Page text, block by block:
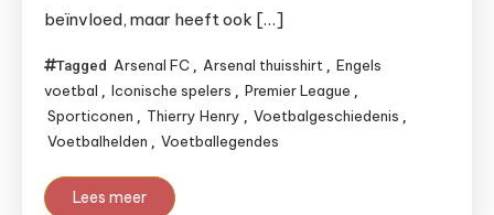
beïnvloed, maar heeft ook […]
Tagged Arsenal FC , Arsenal thuisshirt , Engels
voetbal , Iconische spelers , Premier League ,
Sporticonen , Thierry Henry , Voetbalgeschiedenis ,
Voetbalhelden , Voetballegendes
Lees meer